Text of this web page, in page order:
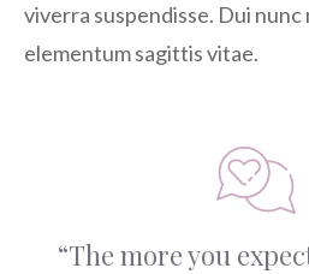
viverra suspendisse. Dui
elementum sagittis vitae.
“The more you